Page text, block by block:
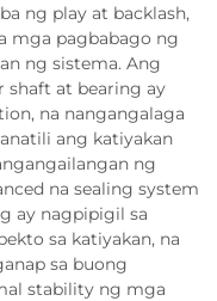
ng play at backlash,
mga pagbabago ng
ng sistema. Ang
shaft at bearing ay
na nangangalaga
ang katiyakan
ng
na sealing system
ay nagpipigil sa
sa katiyakan, na
sa buong
stability ng mga